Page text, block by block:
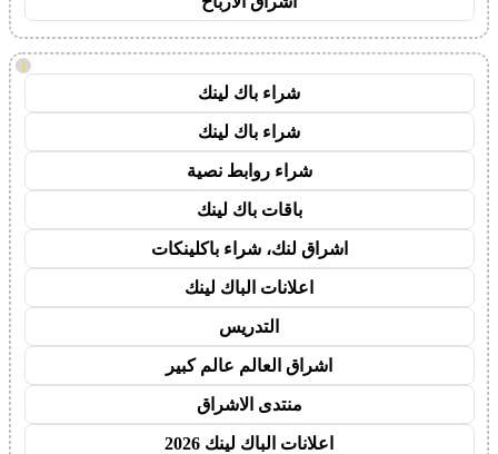
!
شراء باك لينك
شراء باك لينك
شراء روابط نصية
باقات باك لينك
اشراق لنك، شراء باكلينكات
اعلانات الباك لينك
التدريس
اشراق العالم عالم كبير
منتدى الاشراق
اعلانات الباك لينك 2026